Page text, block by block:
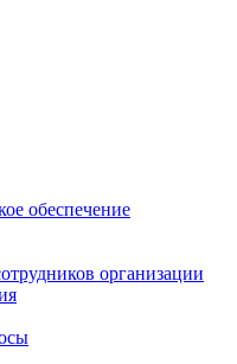
обеспечение
организации